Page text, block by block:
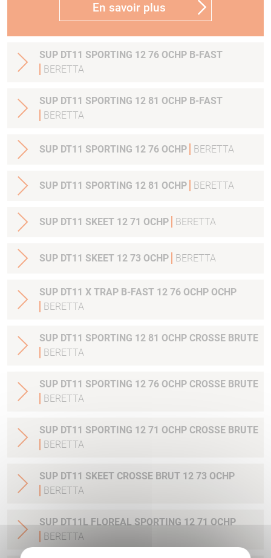
En savoir plus
SUP DT11 SPORTING 12 76 OCHP B-FAST
BERETTA
SUP DT11 SPORTING 12 81 OCHP B-FAST
BERETTA
SUP DT11 SPORTING 12 76 OCHP BERETTA
SUP DT11 SPORTING 12 81 OCHP BERETTA
SUP DT11 SKEET 12 71 OCHP BERETTA
SUP DT11 SKEET 12 73 OCHP BERETTA
SUP DT11 X TRAP B-FAST 12 76 OCHP OCHP
BERETTA
SUP DT11 SPORTING 12 81 OCHP CROSSE BRUTE
BERETTA
SUP DT11 SPORTING 12 76 OCHP CROSSE BRUTE
BERETTA
SUP DT11 SPORTING 12 71 OCHP CROSSE BRUTE
BERETTA
SUP DT11 SKEET CROSSE BRUT 12 73 OCHP
BERETTA
SUP DT11L FLOREAL SPORTING 12 71 OCHP
BERETTA